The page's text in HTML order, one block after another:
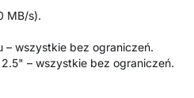
MB/s).
– wszystkie bez ograniczeń.
– wszystkie bez ograniczeń.